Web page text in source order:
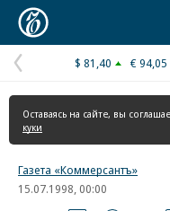
Предыдущая
страница
$ 81,40 € 94,05
Оставаясь на сайте, вы
куки
Газета «Коммерсантъ»
15.07.1998, 00:00